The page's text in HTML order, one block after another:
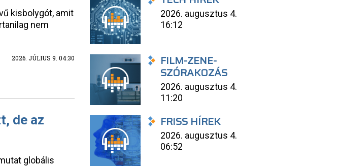
kisbolygót, amit
nem
2026. JÚLIUS 9. 04:30
de az
globális
2026. augusztus 4.
16:12
FILM-ZENE-
SZÓRAKOZÁS
2026. augusztus 4.
11:20
FRISS HÍREK
2026. augusztus 4.
06:52